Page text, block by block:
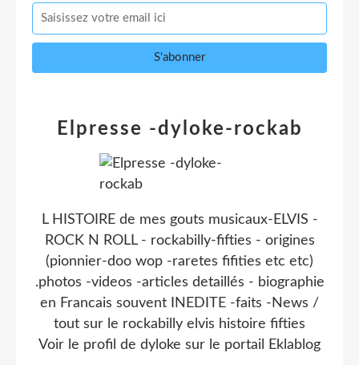
Elpresse -dyloke-rockab
L HISTOIRE de mes gouts musicaux-ELVIS -
ROCK N ROLL - rockabilly-fifties - origines
(pionnier-doo wop -raretes fifities etc etc)
.photos -videos -articles detaillés - biographie
en Francais souvent INEDITE -faits -News /
tout sur le rockabilly elvis histoire fifties
Voir le profil de dyloke sur le portail Eklablog